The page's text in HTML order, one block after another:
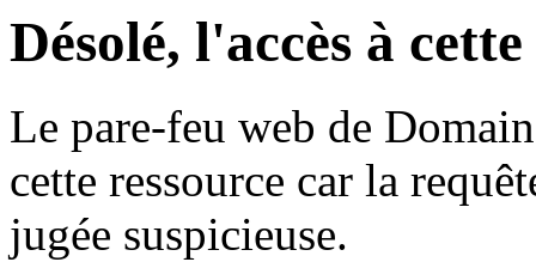
Désolé, l'accès à
Le pare-feu web de
cette ressource car la
jugée suspicieuse.